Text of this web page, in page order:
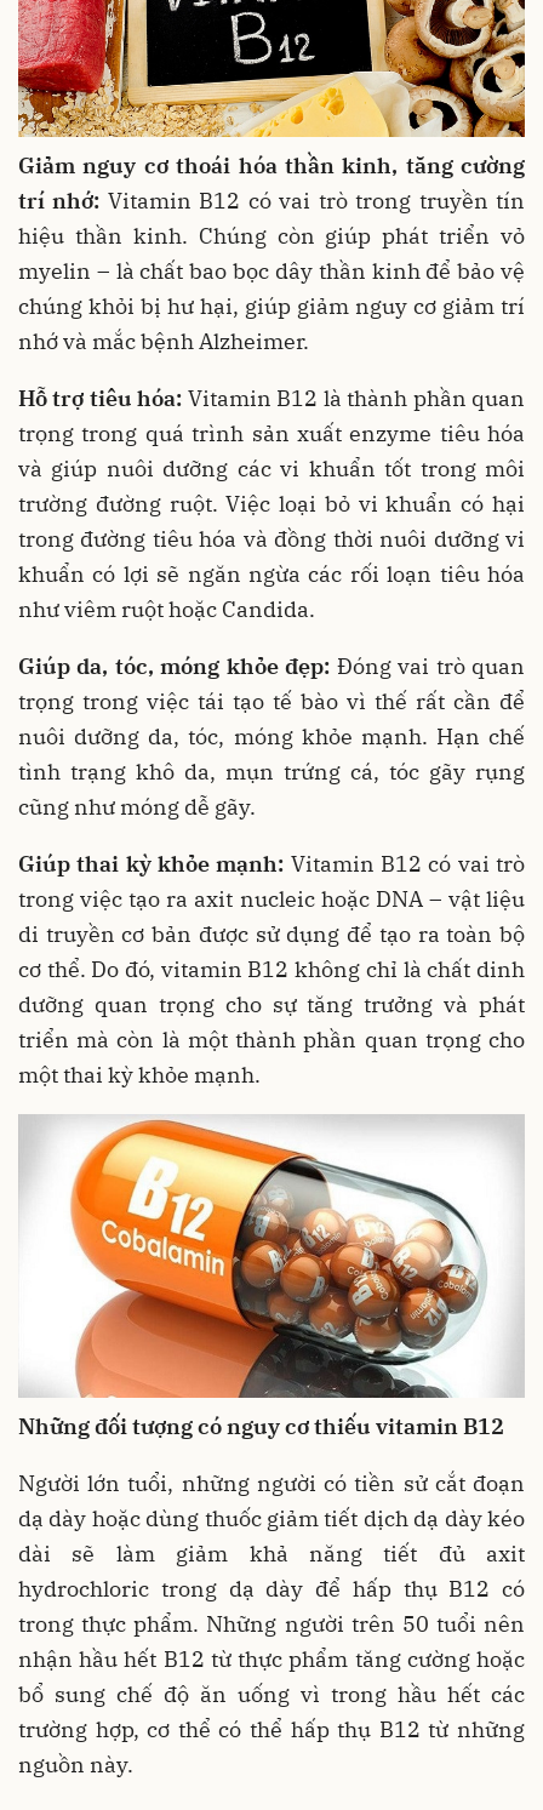
Giảm nguy cơ thoái hóa thần kinh, tăng cường
trí nhớ: Vitamin B12 có vai trò trong truyền tín
hiệu thần kinh. Chúng còn giúp phát triển vỏ
myelin – là chất bao bọc dây thần kinh để bảo vệ
chúng khỏi bị hư hại, giúp giảm nguy cơ giảm trí
nhớ và mắc bệnh Alzheimer.
Hỗ trợ tiêu hóa: Vitamin B12 là thành phần quan
trọng trong quá trình sản xuất enzyme tiêu hóa
và giúp nuôi dưỡng các vi khuẩn tốt trong môi
trường đường ruột. Việc loại bỏ vi khuẩn có hại
trong đường tiêu hóa và đồng thời nuôi dưỡng vi
khuẩn có lợi sẽ ngăn ngừa các rối loạn tiêu hóa
như viêm ruột hoặc Candida.
Giúp da, tóc, móng khỏe đẹp: Đóng vai trò quan
trọng trong việc tái tạo tế bào vì thế rất cần để
nuôi dưỡng da, tóc, móng khỏe mạnh. Hạn chế
tình trạng khô da, mụn trứng cá, tóc gãy rụng
cũng như móng dễ gãy.
Giúp thai kỳ khỏe mạnh: Vitamin B12 có vai trò
trong việc tạo ra axit nucleic hoặc DNA – vật liệu
di truyền cơ bản được sử dụng để tạo ra toàn bộ
cơ thể. Do đó, vitamin B12 không chỉ là chất dinh
dưỡng quan trọng cho sự tăng trưởng và phát
triển mà còn là một thành phần quan trọng cho
một thai kỳ khỏe mạnh.
Những đối tượng có nguy cơ thiếu vitamin B12
Người lớn tuổi, những người có tiền sử cắt đoạn
dạ dày hoặc dùng thuốc giảm tiết dịch dạ dày kéo
dài sẽ làm giảm khả năng tiết đủ axit
hydrochloric trong dạ dày để hấp thụ B12 có
trong thực phẩm. Những người trên 50 tuổi nên
nhận hầu hết B12 từ thực phẩm tăng cường hoặc
bổ sung chế độ ăn uống vì trong hầu hết các
trường hợp, cơ thể có thể hấp thụ B12 từ những
nguồn này.